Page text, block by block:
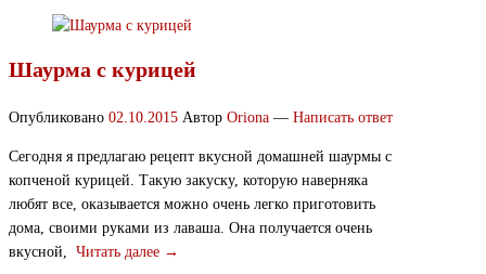
Шаурма с курицей
Опубликовано 02.10.2015 Автор Oriona — Написать ответ
Сегодня я предлагаю рецепт вкусной домашней шаурмы с
копченой курицей. Такую закуску, которую наверняка
любят все, оказывается можно очень легко приготовить
дома, своими руками из лаваша. Она получается очень
вкусной, Читать далее →